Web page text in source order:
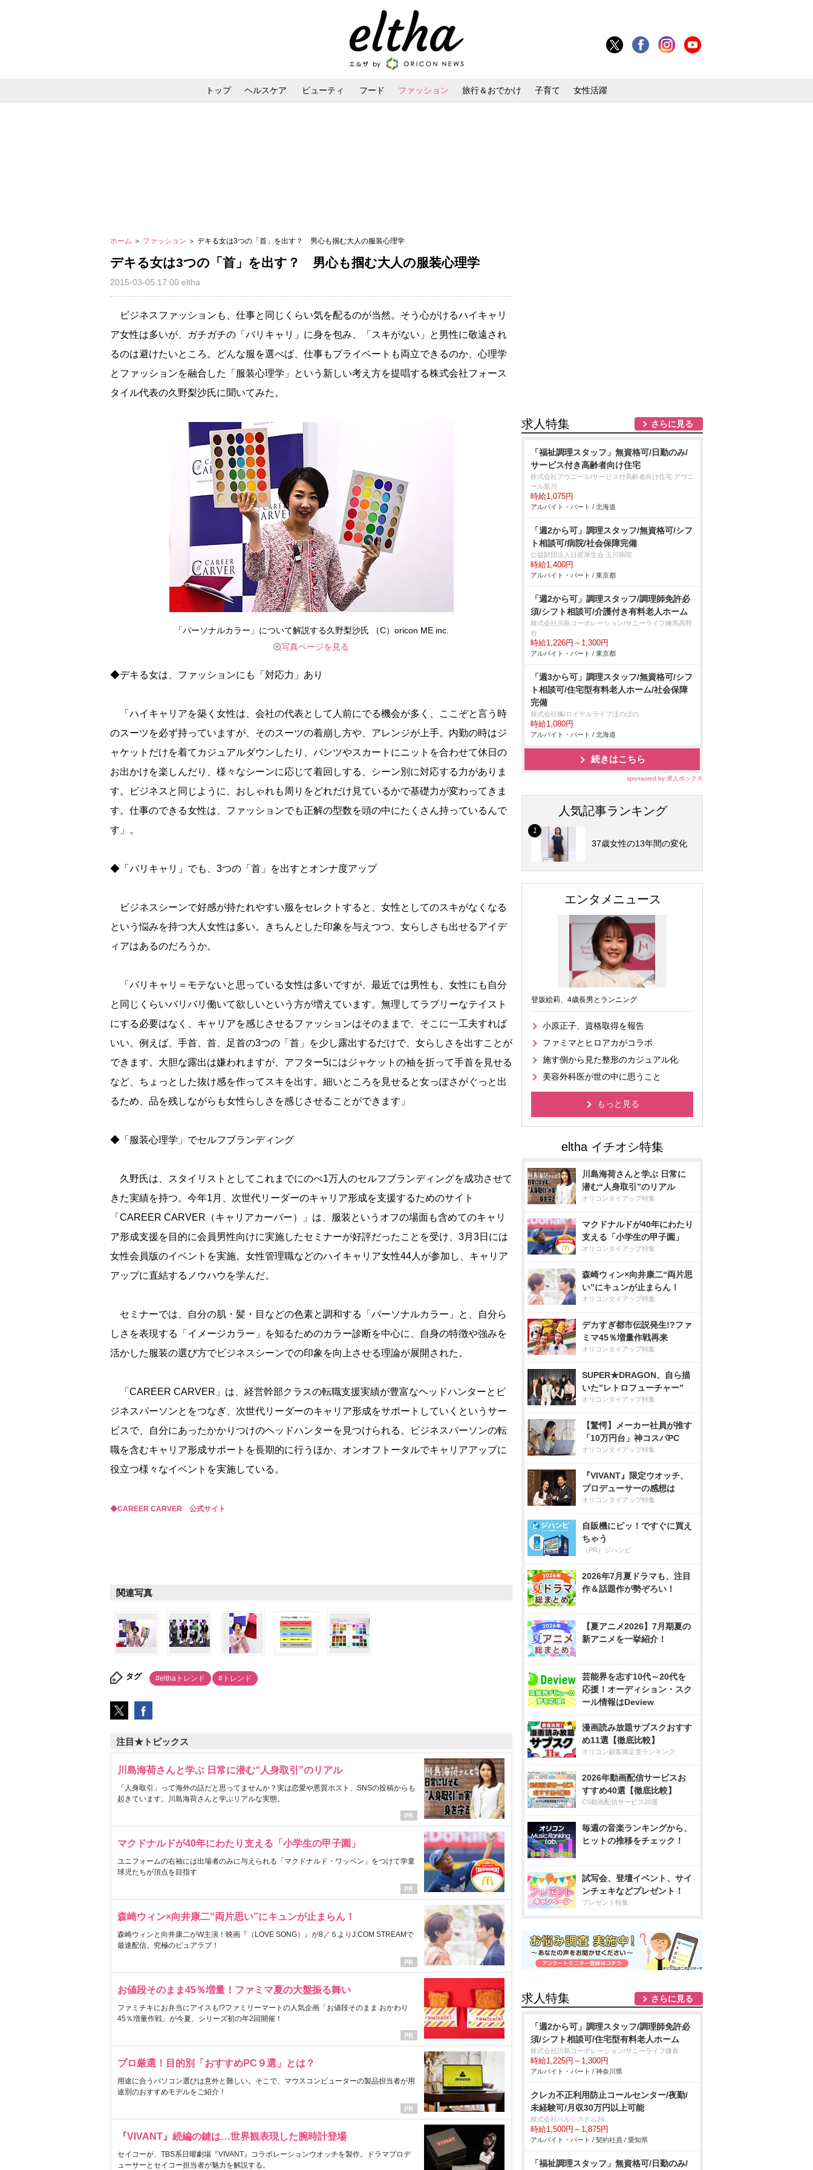
トップ ヘルスケア ビューティ フード ファッション 旅行＆おでかけ 子育て 女性活躍
ホーム ＞ ファッション ＞ デキる女は3つの「首」を出す？ 男心も掴む大人の服装心理学
デキる女は3つの「首」を出す？ 男心も掴む大人の服装心理学
2015-03-05 17:00 eltha
ビジネスファッションも、仕事と同じくらい気を配るのが当然。そう心がけるハイキャリ
ア女性は多いが、ガチガチの「バリキャリ」に身を包み、「スキがない」と男性に敬遠され
るのは避けたいところ。どんな服を選べば、仕事もプライベートも両立できるのか、心理学
とファッションを融合した「服装心理学」という新しい考え方を提唱する株式会社フォース
タイル代表の久野梨沙氏に聞いてみた。
「パーソナルカラー」について解説する久野梨沙氏 （C）oricon ME inc.
写真ページを見る
◆デキる女は、ファッションにも「対応力」あり
「ハイキャリアを築く女性は、会社の代表として人前にでる機会が多く、ここぞと言う時
のスーツを必ず持っていますが、そのスーツの着崩し方や、アレンジが上手。内勤の時はジ
ャケットだけを着てカジュアルダウンしたり、パンツやスカートにニットを合わせて休日の
お出かけを楽しんだり、様々なシーンに応じて着回しする、シーン別に対応する力がありま
す。ビジネスと同じように、おしゃれも周りをどれだけ見ているかで基礎力が変わってきま
す。仕事のできる女性は、ファッションでも正解の型数を頭の中にたくさん持っているんで
す」。
◆「バリキャリ」でも、3つの「首」を出すとオンナ度アップ
ビジネスシーンで好感が持たれやすい服をセレクトすると、女性としてのスキがなくなる
という悩みを持つ大人女性は多い。きちんとした印象を与えつつ、女らしさも出せるアイデ
ィアはあるのだろうか。
「バリキャリ＝モテないと思っている女性は多いですが、最近では男性も、女性にも自分
と同じくらいバリバリ働いて欲しいという方が増えています。無理してラブリーなテイスト
にする必要はなく、キャリアを感じさせるファッションはそのままで、そこに一工夫すれば
いい。例えば、手首、首、足首の3つの「首」を少し露出するだけで、女らしさを出すことが
できます。大胆な露出は嫌われますが、アフター5にはジャケットの袖を折って手首を見せる
など、ちょっとした抜け感を作ってスキを出す。細いところを見せると女っぽさがぐっと出
るため、品を残しながらも女性らしさを感じさせることができます」
◆「服装心理学」でセルフブランディング
久野氏は、スタイリストとしてこれまでにのべ1万人のセルフブランディングを成功させて
きた実績を持つ。今年1月、次世代リーダーのキャリア形成を支援するためのサイト
「CAREER CARVER（キャリアカーバー）」は、服装というオフの場面も含めてのキャリ
ア形成支援を目的に会員男性向けに実施したセミナーが好評だったことを受け、3月3日には
女性会員版のイベントを実施。女性管理職などのハイキャリア女性44人が参加し、キャリア
アップに直結するノウハウを学んだ。
セミナーでは、自分の肌・髪・目などの色素と調和する「パーソナルカラー」と、自分ら
しさを表現する「イメージカラー」を知るためのカラー診断を中心に、自身の特徴や強みを
活かした服装の選び方でビジネスシーンでの印象を向上させる理論が展開された。
「CAREER CARVER」は、経営幹部クラスの転職支援実績が豊富なヘッドハンターとビ
ジネスパーソンとをつなぎ、次世代リーダーのキャリア形成をサポートしていくというサー
ビスで、自分にあったかかりつけのヘッドハンターを見つけられる。ビジネスパーソンの転
職を含むキャリア形成サポートを長期的に行うほか、オンオフトータルでキャリアアップに
役立つ様々なイベントを実施している。
◆CAREER CARVER 公式サイト
関連写真
タグ #elthaトレンド #トレンド
注目★トピックス
川島海荷さんと学ぶ 日常に潜む“人身取引”のリアル
「人身取引」って海外の話だと思ってませんか？実は恋愛や悪質ホスト、SNSの投稿からも
起きています。川島海荷さんと学ぶリアルな実態。
マクドナルドが40年にわたり支える「小学生の甲子園」
ユニフォームの右袖には出場者のみに与えられる「マクドナルド・ワッペン」をつけて学童
球児たちが頂点を目指す
森崎ウィン×向井康二“両片思い”にキュンが止まらん！
森崎ウィンと向井康二がW主演！映画『（LOVE SONG）』が8／５よりJ:COM STREAMで
最速配信。究極のピュアラブ！
お値段そのまま45％増量！ファミマ夏の大盤振る舞い
ファミチキにお弁当にアイスも!?ファミリーマートの人気企画「お値段そのまま おかわり
45％増量作戦」が今夏、シリーズ初の年2回開催！
プロ厳選！目的別「おすすめPC９選」とは？
用途に合うパソコン選びは意外と難しい。そこで、マウスコンピューターの製品担当者が用
途別のおすすめモデルをご紹介！
『VIVANT』続編の鍵は…世界観表現した腕時計登場
セイコーが、TBS系日曜劇場『VIVANT』コラボレーションウオッチを製作。ドラマプロデ
ューサーとセイコー担当者が魅力を解説する。
求人特集 さらに見る
「福祉調理スタッフ」無資格可/日勤のみ/
サービス付き高齢者向け住宅
株式会社アヴニール/サービス付高齢者向け住宅 アヴニ
ール新川
時給1,075円
アルバイト・パート / 北海道
「週2から可」調理スタッフ/無資格可/シフ
ト相談可/病院/社会保障完備
公益財団法人日産厚生会 玉川病院
時給1,400円
アルバイト・パート / 東京都
「週2から可」調理スタッフ/調理師免許必
須/シフト相談可/介護付き有料老人ホーム
株式会社川島コーポレーション/サニーライフ練馬高野
台
時給1,226円～1,300円
アルバイト・パート / 東京都
「週3から可」調理スタッフ/無資格可/シフ
ト相談可/住宅型有料老人ホーム/社会保障
完備
株式会社楓/ロイヤルライフほのぼの
時給1,080円
アルバイト・パート / 北海道
続きはこちら
sponsored by 求人ボックス
人気記事ランキング
37歳女性の13年間の変化
エンタメニュース
登坂絵莉、4歳長男とランニング
小原正子、資格取得を報告
ファミマとヒロアカがコラボ
施す側から見た整形のカジュアル化
美容外科医が世の中に思うこと
もっと見る
川島海荷さんと学ぶ 日常に
潜む“人身取引”のリアル
オリコンタイアップ特集
マクドナルドが40年にわたり
支える「小学生の甲子園」
オリコンタイアップ特集
森崎ウィン×向井康二“両片思
い”にキュンが止まらん！
オリコンタイアップ特集
デカすぎ都市伝説発生!?ファ
ミマ45％増量作戦再来
オリコンタイアップ特集
SUPER★DRAGON、自ら描
いた”レトロフューチャー”
オリコンタイアップ特集
【驚愕】メーカー社員が推す
「10万円台」神コスパPC
オリコンタイアップ特集
『VIVANT』限定ウオッチ、
プロデューサーの感想は
オリコンタイアップ特集
自販機にピッ！ですぐに買え
ちゃう
（PR）ジハンピ
2026年7月夏ドラマも、注目
作＆話題作が勢ぞろい！
【夏アニメ2026】7月期夏の
新アニメを一挙紹介！
芸能界を志す10代～20代を
応援！オーディション・スク
ール情報はDeview
漫画読み放題サブスクおすす
め11選【徹底比較】
オリコン顧客満足度ランキング
2026年動画配信サービスお
すすめ40選【徹底比較】
CS動画配信サービス20選
毎週の音楽ランキングから、
ヒットの推移をチェック！
試写会、登壇イベント、サイ
ンチェキなどプレゼント！
プレゼント特集
求人特集 さらに見る
「週2から可」調理スタッフ/調理師免許必
須/シフト相談可/住宅型有料老人ホーム
株式会社川島コーポレーション/サニーライフ鎌倉
時給1,225円～1,300円
アルバイト・パート / 神奈川県
クレカ不正利用防止コールセンター/夜勤/
未経験可/月収30万円以上可能
株式会社ベルシステム24
時給1,500円～1,875円
アルバイト・パート / 契約社員 / 愛知県
「福祉調理スタッフ」無資格可/日勤のみ/